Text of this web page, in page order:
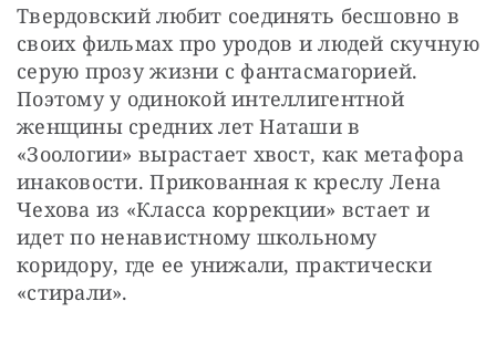
Твердовский любит соединять бесшовно в
своих фильмах про уродов и людей скучную
серую прозу жизни с фантасмагорией.
Поэтому у одинокой интеллигентной
женщины средних лет Наташи в
«Зоологии» вырастает хвост, как метафора
инаковости. Прикованная к креслу Лена
Чехова из «Класса коррекции» встает и
идет по ненавистному школьному
коридору, где ее унижали, практически
«стирали».